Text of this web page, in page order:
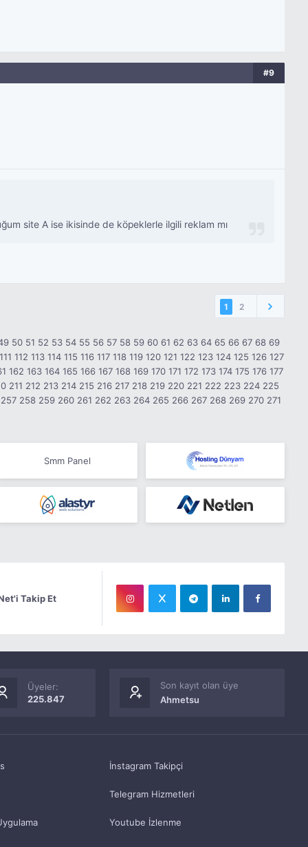
#9
site A ise ikisinde de köpeklerle ilgili reklam mı
1 2
50 51 52 53 54 55 56 57 58 59 60 61 62 63 64 65 66 67 68 69
111 112 113 114 115 116 117 118 119 120 121 122 123 124 125 126 127
162 163 164 165 166 167 168 169 170 171 172 173 174 175 176 177
211 212 213 214 215 216 217 218 219 220 221 222 223 224 225
257 258 259 260 261 262 263 264 265 266 267 268 269 270 271
Smm Panel
Takip Et
Üyeler:
225.847
Son kayıt olan üye
Ahmetsu
İnstagram Takipçi
Telegram Hizmetleri
Youtube İzlenme